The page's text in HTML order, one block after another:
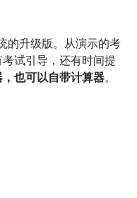
的升级版。从演示的考
试引导，还有时间提
也可以自带计算器。